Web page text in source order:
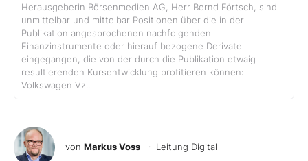
Herausgeberin Börsenmedien AG, Herr Bernd Förtsch, sind
unmittelbar und mittelbar Positionen über die in der
Publikation angesprochenen nachfolgenden
Finanzinstrumente oder hierauf bezogene Derivate
eingegangen, die von der durch die Publikation etwaig
resultierenden Kursentwicklung profitieren können:
Volkswagen Vz..
von Markus Voss · Leitung Digital